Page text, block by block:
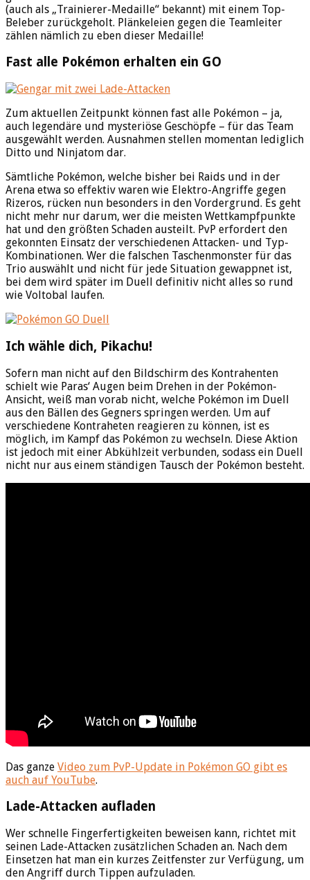
(auch als „Trainierer-Medaille“ bekannt) mit einem Top-
Beleber zurückgeholt. Plänkeleien gegen die Teamleiter
zählen nämlich zu eben dieser Medaille!
Fast alle Pokémon erhalten ein GO
Zum aktuellen Zeitpunkt können fast alle Pokémon – ja,
auch legendäre und mysteriöse Geschöpfe – für das Team
ausgewählt werden. Ausnahmen stellen momentan lediglich
Ditto und Ninjatom dar.
Sämtliche Pokémon, welche bisher bei Raids und in der
Arena etwa so effektiv waren wie Elektro-Angriffe gegen
Rizeros, rücken nun besonders in den Vordergrund. Es geht
nicht mehr nur darum, wer die meisten Wettkampfpunkte
hat und den größten Schaden austeilt. PvP erfordert den
gekonnten Einsatz der verschiedenen Attacken- und Typ-
Kombinationen. Wer die falschen Taschenmonster für das
Trio auswählt und nicht für jede Situation gewappnet ist,
bei dem wird später im Duell definitiv nicht alles so rund
wie Voltobal laufen.
Ich wähle dich, Pikachu!
Sofern man nicht auf den Bildschirm des Kontrahenten
schielt wie Paras‘ Augen beim Drehen in der Pokémon-
Ansicht, weiß man vorab nicht, welche Pokémon im Duell
aus den Bällen des Gegners springen werden. Um auf
verschiedene Kontraheten reagieren zu können, ist es
möglich, im Kampf das Pokémon zu wechseln. Diese Aktion
ist jedoch mit einer Abkühlzeit verbunden, sodass ein Duell
nicht nur aus einem ständigen Tausch der Pokémon besteht.
Das ganze Video zum PvP-Update in Pokémon GO gibt es
auch auf YouTube.
Lade-Attacken aufladen
Wer schnelle Fingerfertigkeiten beweisen kann, richtet mit
seinen Lade-Attacken zusätzlichen Schaden an. Nach dem
Einsetzen hat man ein kurzes Zeitfenster zur Verfügung, um
den Angriff durch Tippen aufzuladen.